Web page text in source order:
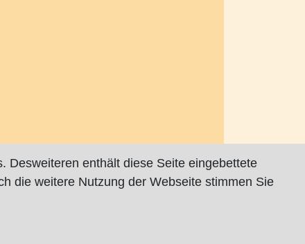
Desweiteren enthält diese Seite eingebettete
die weitere Nutzung der Webseite stimmen Sie